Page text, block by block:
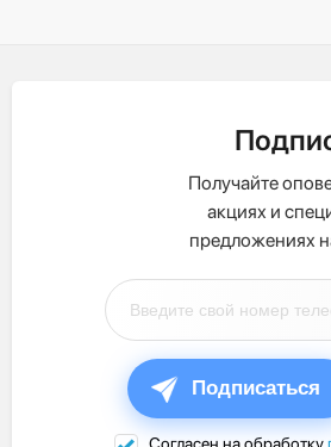
Получайте
акциях и
предложениях
Подписаться
Согласен на обработку